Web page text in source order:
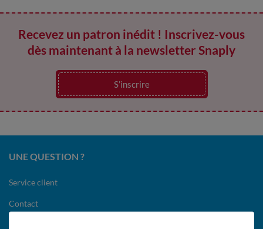
Recevez un patron inédit ! Inscrivez-vous
dès maintenant à la newsletter Snaply
S’inscrire
UNE QUESTION ?
Service client
Contact